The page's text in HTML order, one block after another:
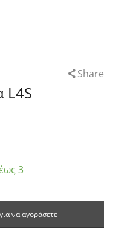
Share
L4S
3
να αγοράσετε